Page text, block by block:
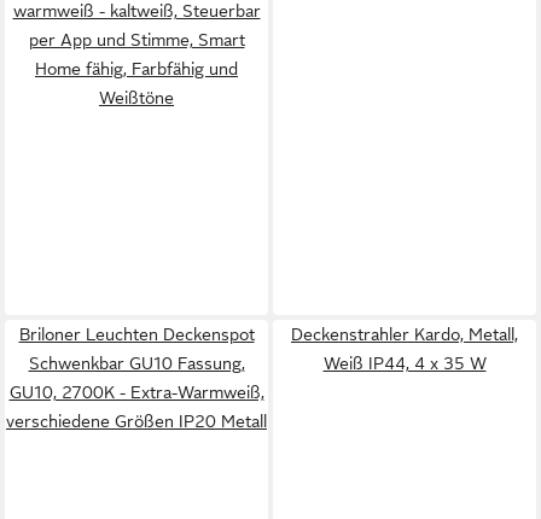
warmweiß - kaltweiß, Steuerbar
per App und Stimme, Smart
Home fähig, Farbfähig und
Weißtöne
Briloner Leuchten Deckenspot
Schwenkbar GU10 Fassung,
GU10, 2700K - Extra-Warmweiß,
verschiedene Größen IP20 Metall
Deckenstrahler Kardo, Metall,
Weiß IP44, 4 x 35 W